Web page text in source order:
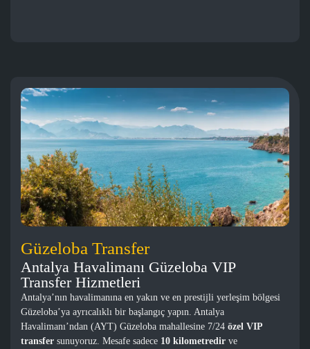
Güzeloba Transfer
Antalya Havalimanı Güzeloba VIP
Transfer Hizmetleri
Antalya’nın havalimanına en yakın ve en prestijli yerleşim bölgesi
Güzeloba’ya ayrıcalıklı bir başlangıç yapın. Antalya
Havalimanı’ndan (AYT) Güzeloba mahallesine 7/24özel VIP
transfer sunuyoruz. Mesafe sadece 10 kilometredir ve